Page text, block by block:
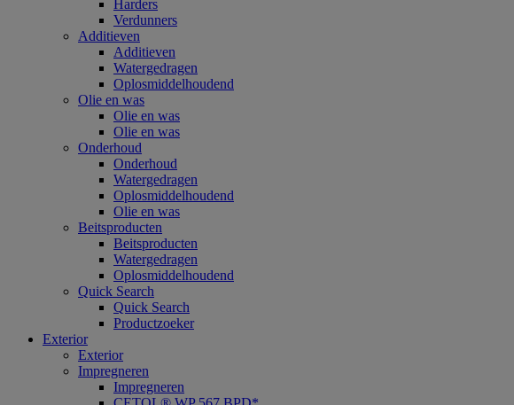
Harders
Verdunners
Additieven
Additieven
Watergedragen
Oplosmiddelhoudend
Olie en was
Olie en was
Olie en was
Onderhoud
Onderhoud
Watergedragen
Oplosmiddelhoudend
Olie en was
Beitsproducten
Beitsproducten
Watergedragen
Oplosmiddelhoudend
Quick Search
Quick Search
Productzoeker
Exterior
Exterior
Impregneren
Impregneren